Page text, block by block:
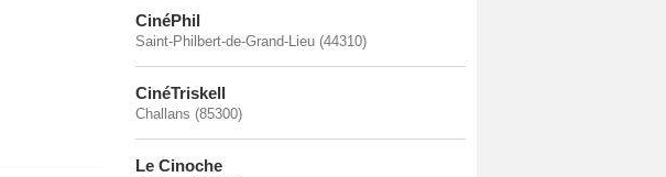
CinéPhil
Saint-Philbert-de-Grand-Lieu (44310)
CinéTriskell
Challans (85300)
Le Cinoche